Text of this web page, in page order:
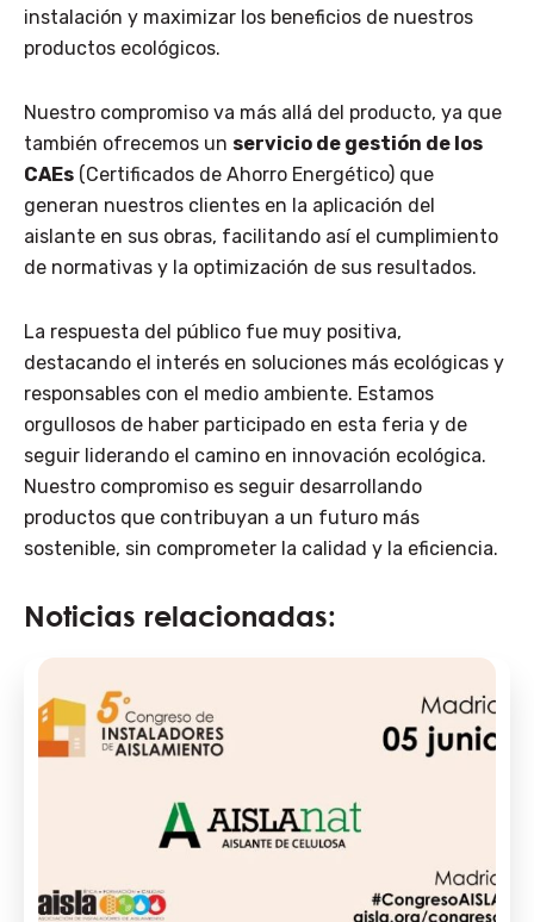
instalación y maximizar los beneficios de nuestros
productos ecológicos.
Nuestro compromiso va más allá del producto, ya que
también ofrecemos un servicio de gestión de los
CAEs (Certificados de Ahorro Energético) que
generan nuestros clientes en la aplicación del
aislante en sus obras, facilitando así el cumplimiento
de normativas y la optimización de sus resultados.
La respuesta del público fue muy positiva,
destacando el interés en soluciones más ecológicas y
responsables con el medio ambiente. Estamos
orgullosos de haber participado en esta feria y de
seguir liderando el camino en innovación ecológica.
Nuestro compromiso es seguir desarrollando
productos que contribuyan a un futuro más
sostenible, sin comprometer la calidad y la eficiencia.
Noticias relacionadas: